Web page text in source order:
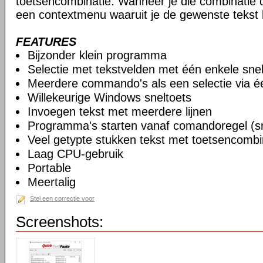
een contextmenu waaruit je de gewenste tekst
FEATURES
Bijzonder klein programma
Selectie met tekstvelden met één enkele
Meerdere commando's als een selectie via
Willekeurige Windows sneltoets
Invoegen tekst met meerdere lijnen
Programma's starten vanaf comandoregel
Veel getypte stukken tekst met
Laag CPU-gebruik
Portable
Meertalig
Stel een correctie voor
Screenshots: